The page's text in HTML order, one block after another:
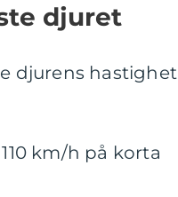
djuret
djurens
km/h på korta